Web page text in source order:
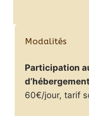
Modalités
Participation
d’hébergement
60€/jour, tarif